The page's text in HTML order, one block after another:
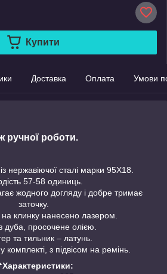
Купити
Доставка Оплата Умови
ручної роботи.
нержавіючої сталі марки 95Х18.
57-58 одиниць.
жодного догляду і добре тримає
заточку.
клинку нанесено лазером.
дуба, просочене олією.
та тильник – латунь.
комплекті, з підвісом на ремінь.